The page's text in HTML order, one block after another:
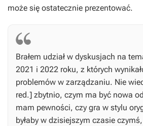
może się ostatecznie prezentować.
Brałem udział w dyskusjach na
2021 i 2022 roku, z których
problemów w zarządzaniu. Nie
red.] zbytnio, czym ma być nowa
mam pewności, czy gra w stylu
byłaby w dzisiejszym czasie